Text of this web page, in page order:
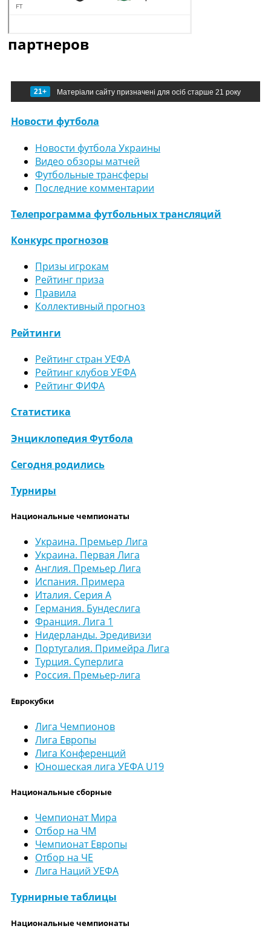
партнеров
21+ Матеріали сайту призначені для осіб старше 21 року
Новости футбола
Новости футбола Украины
Видео обзоры матчей
Футбольные трансферы
Последние комментарии
Телепрограмма футбольных трансляций
Конкурс прогнозов
Призы игрокам
Рейтинг приза
Правила
Коллективный прогноз
Рейтинги
Рейтинг стран УЕФА
Рейтинг клубов УЕФА
Рейтинг ФИФА
Статистика
Энциклопедия Футбола
Сегодня родились
Турниры
Национальные чемпионаты
Украина. Премьер Лига
Украина. Первая Лига
Англия. Премьер Лига
Испания. Примера
Италия. Серия А
Германия. Бундеслига
Франция. Лига 1
Нидерланды. Эредивизи
Португалия. Примейра Лига
Турция. Суперлига
Россия. Премьер-лига
Еврокубки
Лига Чемпионов
Лига Европы
Лига Конференций
Юношеская лига УЕФА U19
Национальные сборные
Чемпионат Мира
Отбор на ЧМ
Чемпионат Европы
Отбор на ЧЕ
Лига Наций УЕФА
Турнирные таблицы
Национальные чемпионаты